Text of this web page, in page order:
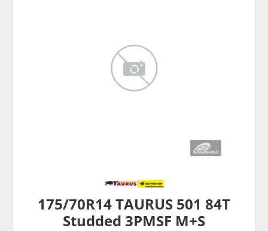
175/70R14 TAURUS 501 84T
Studded 3PMSF M+S